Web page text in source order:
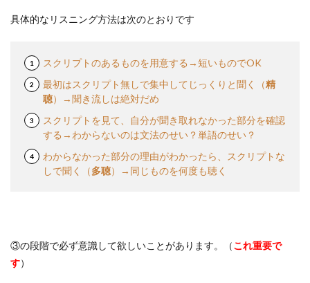
具体的なリスニング方法は次のとおりです
スクリプトのあるものを用意する→短いものでOK
最初はスクリプト無しで集中してじっくりと聞く（精
聴）→聞き流しは絶対だめ
スクリプトを見て、自分が聞き取れなかった部分を確認
する→わからないのは文法のせい？単語のせい？
わからなかった部分の理由がわかったら、スクリプトな
しで聞く（多聴）→同じものを何度も聴く
③の段階で必ず意識して欲しいことがあります。（これ重要で
す）